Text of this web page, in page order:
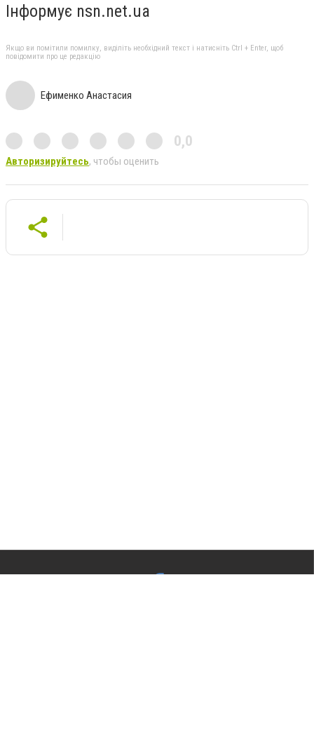
Інформує nsn.net.ua
Якщо ви помітили помилку, виділіть необхідний текст і натисніть Ctrl + Enter, щоб
повідомити про це редакцію
Ефименко Анастасия
0,0
Авторизируйтесь, чтобы оценить